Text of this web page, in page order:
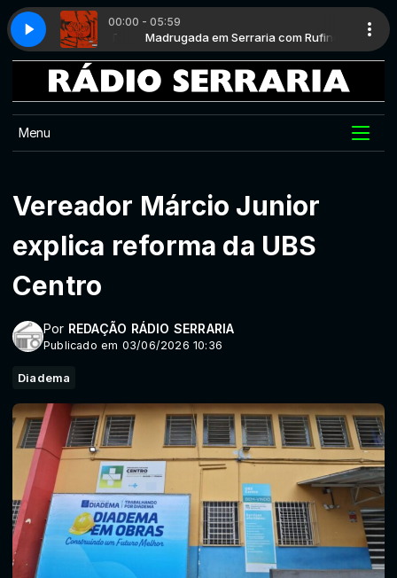
00:00 - 05:59
com Rufino T Madrugada em Serraria com Rufino T
GASPARETTO E VOCÊ #001
Menu
Vereador Márcio Junior
explica reforma da UBS
Centro
Por REDAÇÃO RÁDIO SERRARIA
Publicado em 03/06/2026 10:36
Diadema